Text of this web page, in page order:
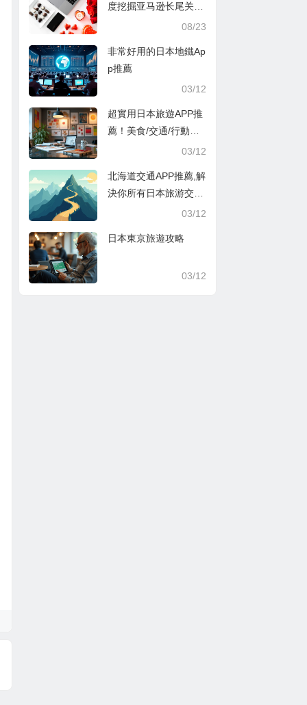
度挖掘亚马逊长尾关键
08/23
非常好用的日本地鐵Ap
p推薦
03/12
超實用日本旅遊APP推
薦！美食/交通/行動支
03/12
北海道交通APP推薦,解
決你所有日本旅游交通
03/12
日本東京旅遊攻略
03/12